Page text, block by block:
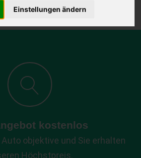
Einstellungen ändern
100% Sicherheit.
kostenlos
objektive und Sie erhalten
Höchstpreis.